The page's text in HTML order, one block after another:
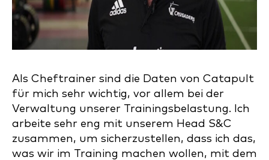
Als Cheftrainer sind die Daten von Catapult
für mich sehr wichtig, vor allem bei der
Verwaltung unserer Trainingsbelastung. Ich
arbeite sehr eng mit unserem Head S&C
zusammen, um sicherzustellen, dass ich das,
was wir im Training machen wollen, mit dem